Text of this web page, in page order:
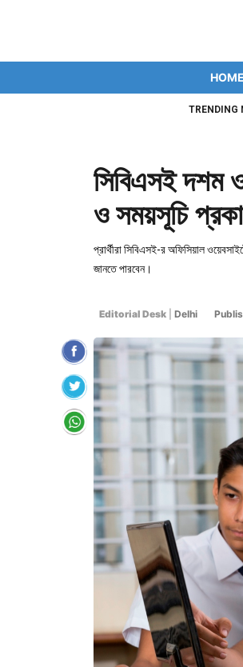
HOME
TRENDING
সিবিএসই দশম
ও সময়সূচি
প্রার্থীরা সিবিএসই-র অফিসিয়াল
জানতে পারবেন।
Editorial Desk Delhi